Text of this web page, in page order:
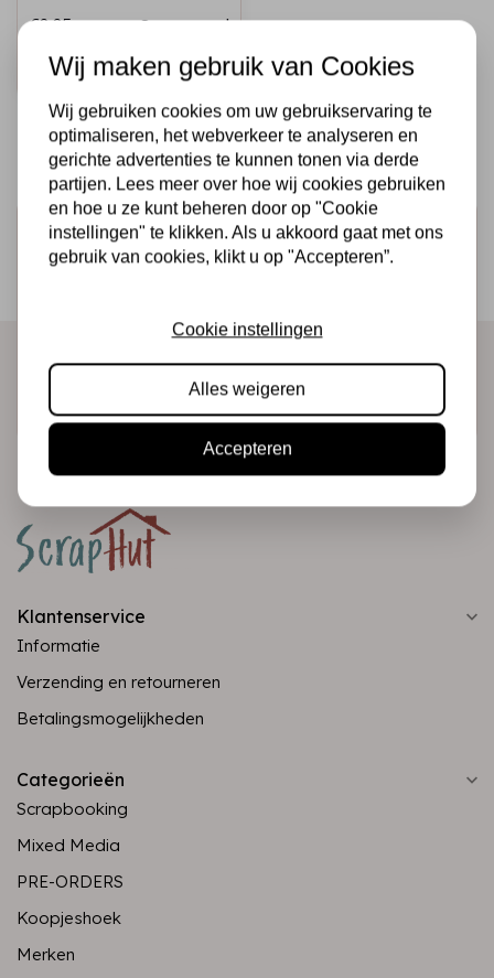
€2,25 Op voorraad
Snel toevoegen
Schrijf je in voor de nieuwsbrief
Ontvang als eerste onze actie en nieuwe producten
Klantenservice
Informatie
Verzending en retourneren
Betalingsmogelijkheden
Categorieën
Scrapbooking
Mixed Media
PRE-ORDERS
Koopjeshoek
Merken
Wij maken gebruik van Cookies
Wij gebruiken cookies om uw gebruikservaring te
optimaliseren, het webverkeer te analyseren en
gerichte advertenties te kunnen tonen via derde
partijen. Lees meer over hoe wij cookies gebruiken
en hoe u ze kunt beheren door op "Cookie
instellingen" te klikken. Als u akkoord gaat met ons
gebruik van cookies, klikt u op "Accepteren”.
Cookie instellingen
Alles weigeren
Accepteren